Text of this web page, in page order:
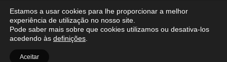
Obrigado por ouvirem de coração aberto!
Estamos a usar cookies para lhe proporcionar a melhor
experiência de utilização no nosso site.
Pode saber mais sobre que cookies utilizamos ou desativa-los
acedendo às definições
Aceitar